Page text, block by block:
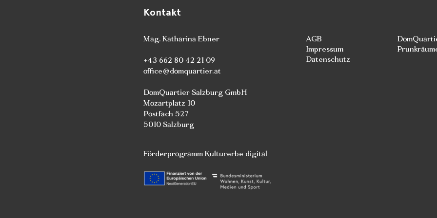
Kontakt
Mag. Katharina Ebner
+43 662 80 42 21 09
office@domquartier.at
DomQuartier Salzburg GmbH
Mozartplatz 10
Postfach 527
5010 Salzburg
Förderprogramm Kulturerbe digital
AGB
Impressum
Datenschutz